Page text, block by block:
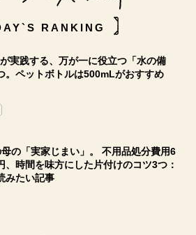
RANKING
実践する、万が一に役立つ「水の備
。ペットボトルは500mLがおすすめ
の「実家じまい」。 不用品処分費用6
、時間を味方にした片付けのコツ3つ：
みたい記事